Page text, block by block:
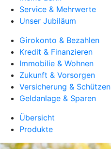
Service & Mehrwerte
Unser Jubiläum
Girokonto & Bezahlen
Kredit & Finanzieren
Immobilie & Wohnen
Zukunft & Vorsorgen
Versicherung & Schützen
Geldanlage & Sparen
Übersicht
Produkte